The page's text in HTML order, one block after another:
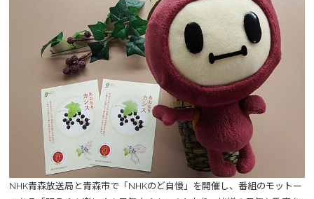
NHK青森放送局と青森市で「NHKのど自慢」を開催し、番組のモットー